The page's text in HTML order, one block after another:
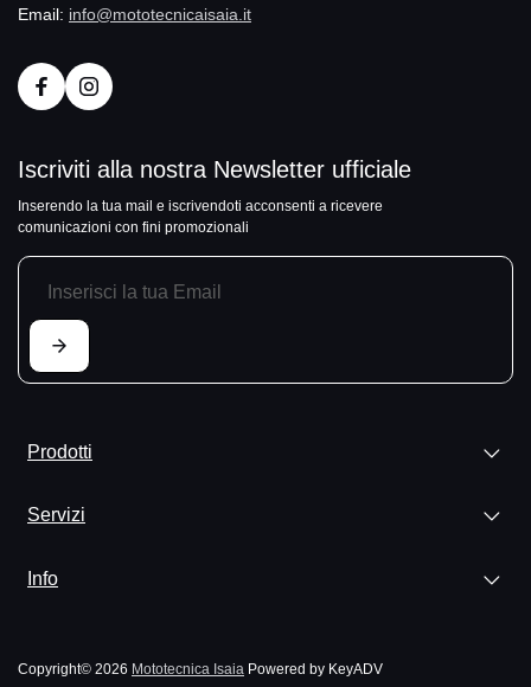
Email: info@mototecnicaisaia.it
Iscriviti alla nostra Newsletter ufficiale
Inserendo la tua mail e iscrivendoti acconsenti a ricevere
comunicazioni con fini promozionali
Prodotti
Servizi
Info
Copyright© 2026 Mototecnica Isaia Powered by KeyADV